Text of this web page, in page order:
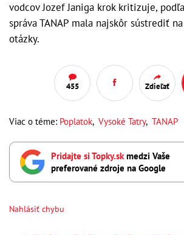
vodcov Jozef Janiga krok kritizuje,
správa TANAP mala najskôr sústrediť
otázky.
455 Zdieľať
Viac o téme: Poplatok, Vysoké Tatry, TANAP
Pridajte si Topky.sk medzi Vaše
preferované zdroje na Google
Nahlásiť chybu